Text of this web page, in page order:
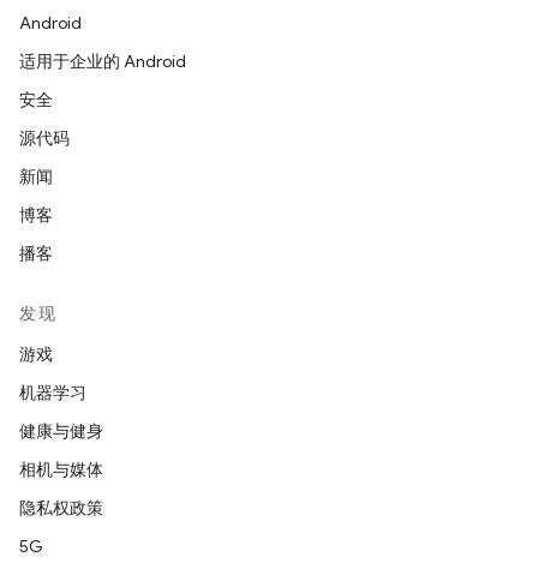
Android
适用于企业的 Android
安全
源代码
新闻
博客
播客
发现
游戏
机器学习
健康与健身
相机与媒体
隐私权政策
5G